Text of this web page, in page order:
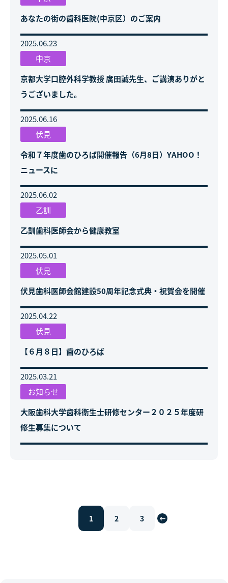
あなたの街の歯科医院(中京区）のご案内
2025.06.23
中京
京都大学口腔外科学教授 廣田誠先生、ご講演ありがと
うございました。
2025.06.16
伏見
令和７年度歯のひろば開催報告（6月8日）YAHOO！
ニュースに
2025.06.02
乙訓
乙訓歯科医師会から健康教室
2025.05.01
伏見
伏見歯科医師会館建設50周年記念式典・祝賀会を開催
2025.04.22
伏見
【６月８日】歯のひろば
2025.03.21
お知らせ
大阪歯科大学歯科衛生士研修センター２０２５年度研
修生募集について
1 2 3